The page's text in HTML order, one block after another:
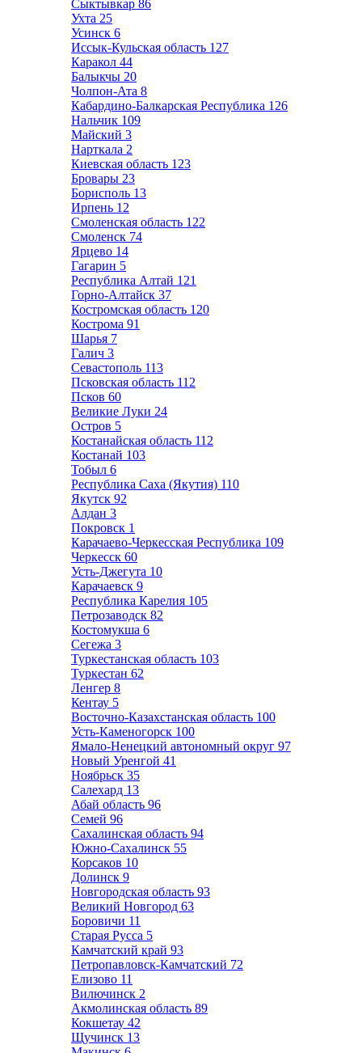
Сыктывкар 86
Ухта 25
Усинск 6
Иссык-Кульская область 127
Каракол 44
Балыкчы 20
Чолпон-Ата 8
Кабардино-Балкарская Республика 126
Нальчик 109
Майский 3
Нарткала 2
Киевская область 123
Бровары 23
Борисполь 13
Ирпень 12
Смоленская область 122
Смоленск 74
Ярцево 14
Гагарин 5
Республика Алтай 121
Горно-Алтайск 37
Костромская область 120
Кострома 91
Шарья 7
Галич 3
Севастополь 113
Псковская область 112
Псков 60
Великие Луки 24
Остров 5
Костанайская область 112
Костанай 103
Тобыл 6
Республика Саха (Якутия) 110
Якутск 92
Алдан 3
Покровск 1
Карачаево-Черкесская Республика 109
Черкесск 60
Усть-Джегута 10
Карачаевск 9
Республика Карелия 105
Петрозаводск 82
Костомукша 6
Сегежа 3
Туркестанская область 103
Туркестан 62
Ленгер 8
Кентау 5
Восточно-Казахстанская область 100
Усть-Каменогорск 100
Ямало-Ненецкий автономный округ 97
Новый Уренгой 41
Ноябрьск 35
Салехард 13
Абай область 96
Семей 96
Сахалинская область 94
Южно-Сахалинск 55
Корсаков 10
Долинск 9
Новгородская область 93
Великий Новгород 63
Боровичи 11
Старая Русса 5
Камчатский край 93
Петропавловск-Камчатский 72
Елизово 11
Вилючинск 2
Акмолинская область 89
Кокшетау 42
Щучинск 13